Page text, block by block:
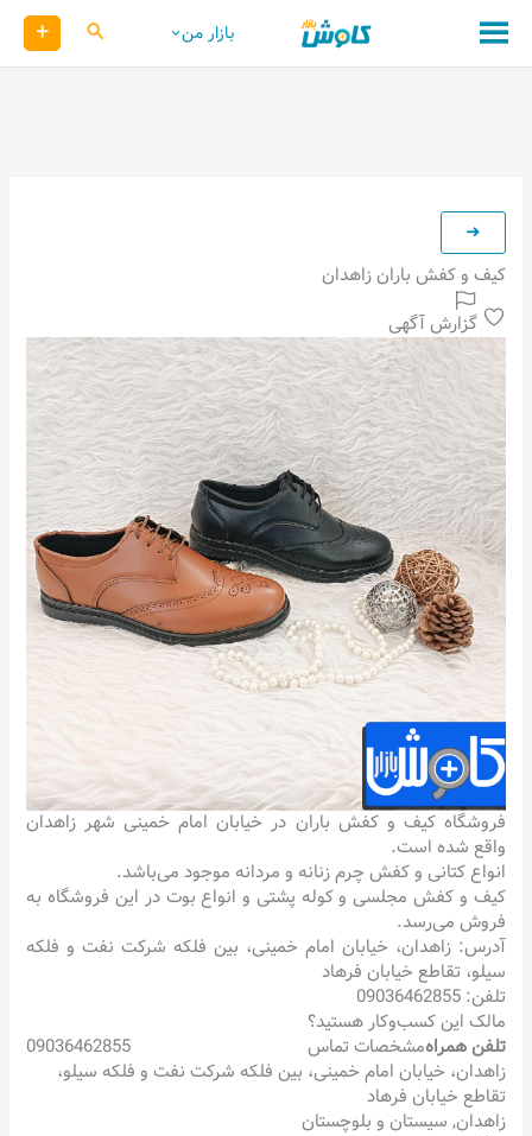
محتوا
بازار من کاوش +
کیف و کفش باران زاهدان
گزارش آگهی
فروشگاه کیف و کفش باران در خیابان امام خمینی شهر زاهدان
واقع شده است.
انواع کتانی و کفش چرم زنانه و مردانه موجود می‌باشد.
کیف و کفش مجلسی و کوله پشتی و انواع بوت در این فروشگاه به
فروش می‌رسد.
آدرس: زاهدان، خیابان امام خمینی، بین فلکه شرکت نفت و فلکه
سیلو، تقاطع خیابان فرهاد
تلفن: 09036462855
مالک این کسب‌وکار هستید؟
تلفن همراه
09036462855
مشخصات تماس
زاهدان، خیابان امام خمینی، بین فلکه شرکت نفت و فلکه سیلو،
تقاطع خیابان فرهاد
زاهدان, سیستان و بلوچستان